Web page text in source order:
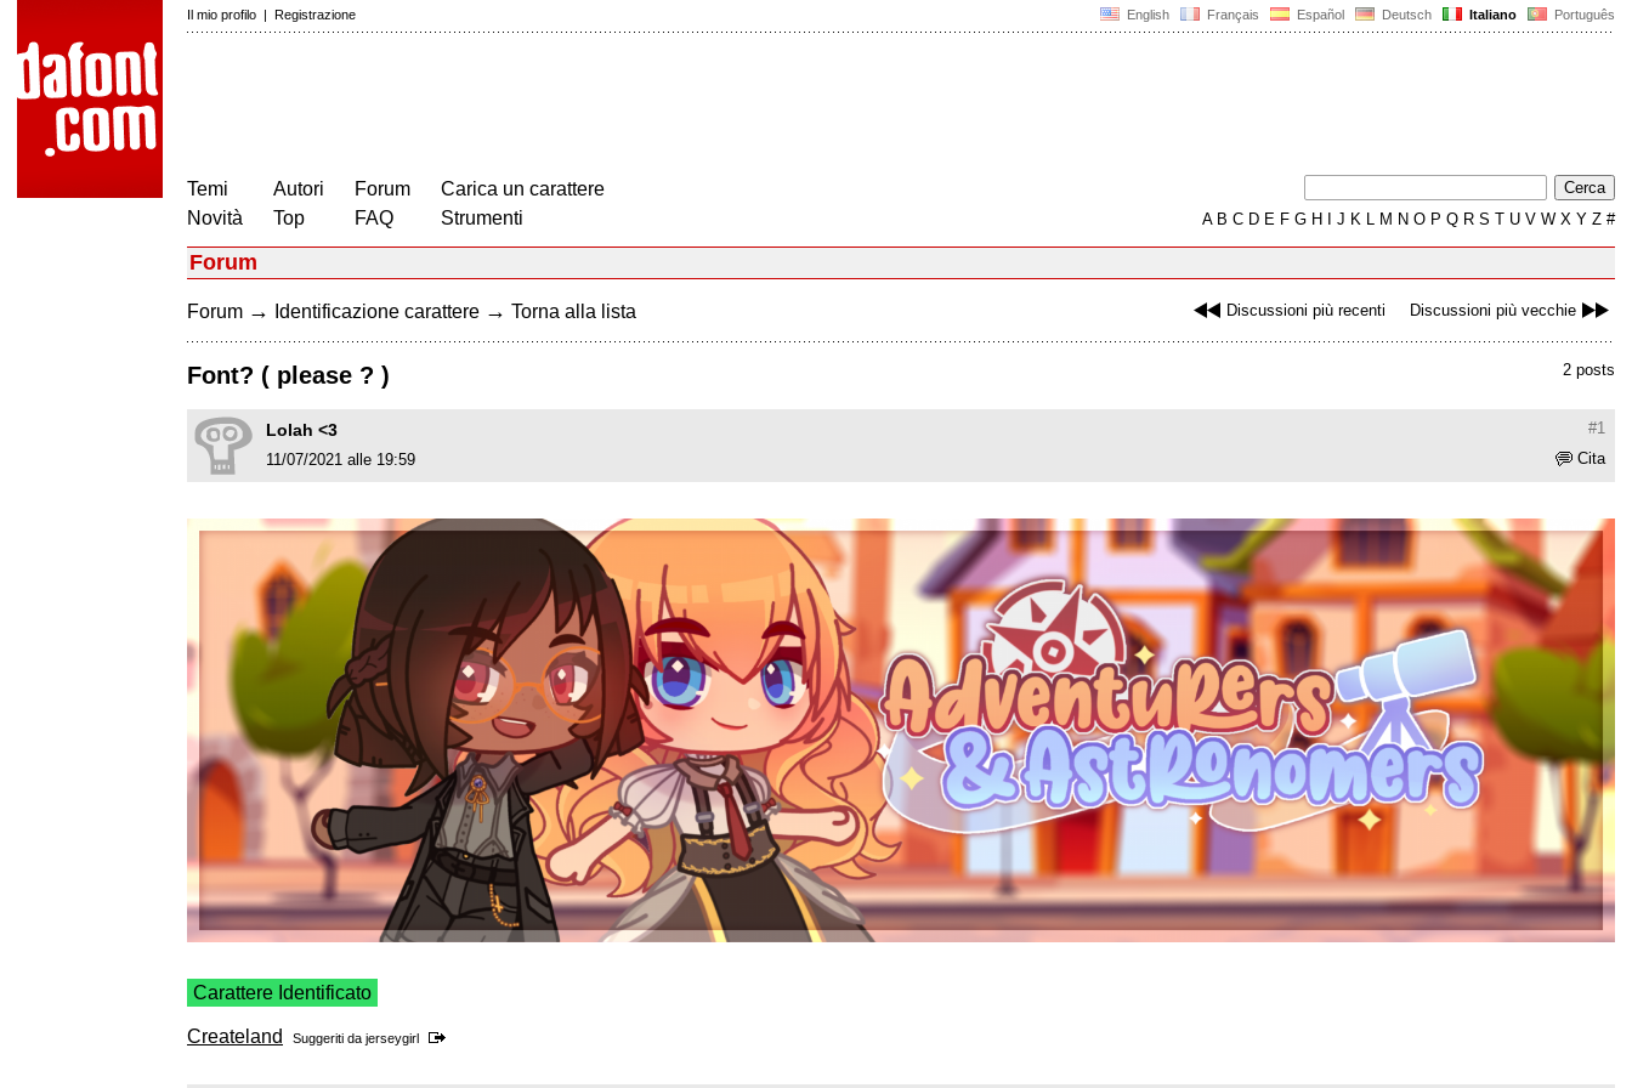
English Français Español Deutsch Italiano Português
Il mio profilo | Registrazione
Temi
Novità
Autori
Top
Forum
FAQ
Carica un carattere
Strumenti
AB C D E F G H J K L M N O P Q R S T U V W X Y Z #
Forum
Discussioni più recenti Discussioni più vecchie
Forum → Identificazione carattere → Torna alla lista
2 posts
Font? ( please ? )
#1
Lolah <3
Cita
11/07/2021 alle 19:59
Carattere Identificato
Createland Suggeriti da jerseygirl